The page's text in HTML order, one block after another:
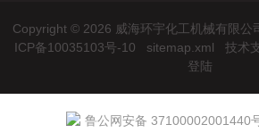
Copyright © 2026 威海环宇化工机械有限公
ICP备10035103号-10
sitemap.xml 技术
登陆
鲁公网安备 37100002001440